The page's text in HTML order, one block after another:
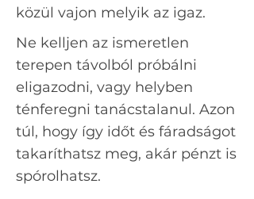
közül vajon melyik az igaz.
Ne kelljen az ismeretlen
terepen távolból próbálni
eligazodni, vagy helyben
ténferegni tanácstalanul. Azon
túl, hogy így időt és fáradságot
takaríthatsz meg, akár pénzt is
spórolhatsz.